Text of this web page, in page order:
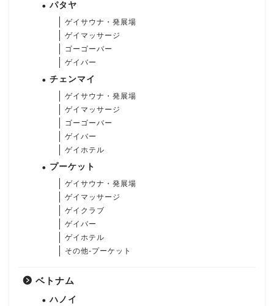
パタヤ
ゲイサウナ・発展場
ゲイマッサージ
ゴーゴーバー
ゲイバー
チェンマイ
ゲイサウナ・発展場
ゲイマッサージ
ゴーゴーバー
ゲイバー
ゲイホテル
プーケット
ゲイサウナ・発展場
ゲイマッサージ
ゲイクラブ
ゲイバー
ゲイホテル
その他-プーケット
ベトナム
ハノイ